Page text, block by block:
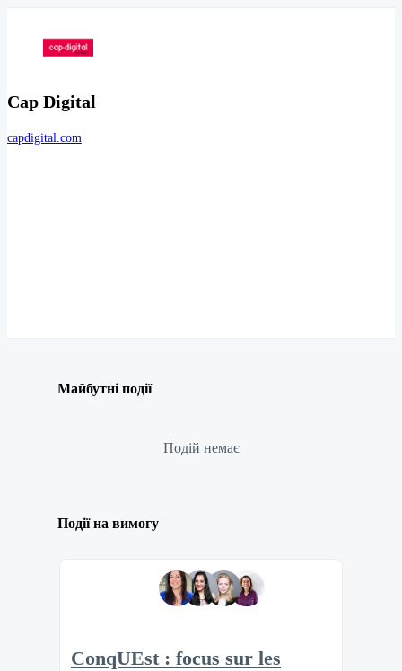
Cap Digital
capdigital.com
Майбутні події
Подій немає
Події на вимогу
ConqUEst : focus sur les